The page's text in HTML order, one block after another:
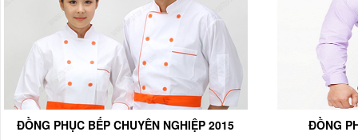
ĐỒNG PHỤC BẾP CHUYÊN NGHIỆP 2015
ĐỒNG